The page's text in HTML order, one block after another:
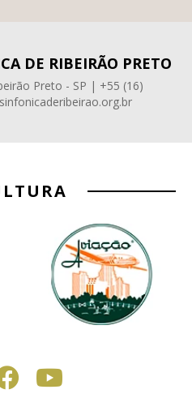
DE RIBEIRÃO PRETO
Preto - SP | +55 (16)